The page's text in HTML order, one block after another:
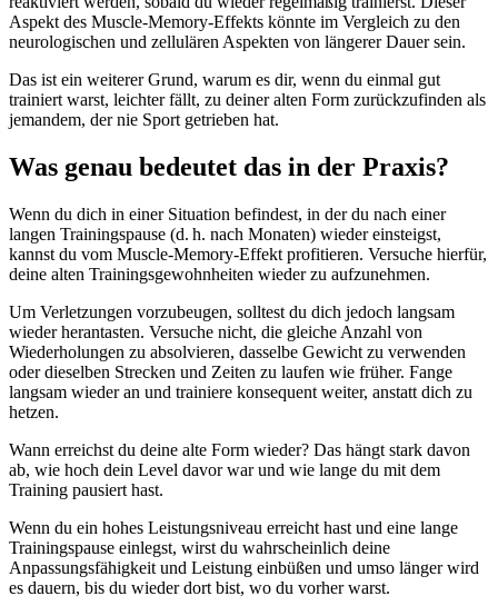
Aspekt des Muscle-Memory-Effekts könnte im Vergleich zu den
neurologischen und zellulären Aspekten von längerer Dauer sein.
Das ist ein weiterer Grund, warum es dir, wenn du einmal gut
trainiert warst, leichter fällt, zu deiner alten Form zurückzufinden als
jemandem, der nie Sport getrieben hat.
Was genau bedeutet das in der Praxis?
Wenn du dich in einer Situation befindest, in der du nach einer
langen Trainingspause (d. h. nach Monaten) wieder einsteigst,
kannst du vom Muscle-Memory-Effekt profitieren. Versuche hierfür,
deine alten Trainingsgewohnheiten wieder zu aufzunehmen.
Um Verletzungen vorzubeugen, solltest du dich jedoch langsam
wieder herantasten. Versuche nicht, die gleiche Anzahl von
Wiederholungen zu absolvieren, dasselbe Gewicht zu verwenden
oder dieselben Strecken und Zeiten zu laufen wie früher. Fange
langsam wieder an und trainiere konsequent weiter, anstatt dich zu
hetzen.
Wann erreichst du deine alte Form wieder? Das hängt stark davon
ab, wie hoch dein Level davor war und wie lange du mit dem
Training pausiert hast.
Wenn du ein hohes Leistungsniveau erreicht hast und eine lange
Trainingspause einlegst, wirst du wahrscheinlich deine
Anpassungsfähigkeit und Leistung einbüßen und umso länger wird
es dauern, bis du wieder dort bist, wo du vorher warst.